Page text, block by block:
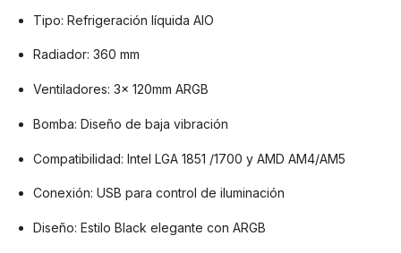
Tipo: Refrigeración líquida AIO
Radiador: 360 mm
Ventiladores: 3x 120mm ARGB
Bomba: Diseño de baja vibración
Compatibilidad: Intel LGA 1851 /1700 y AMD AM4/AM5
Conexión: USB para control de iluminación
Diseño: Estilo Black elegante con ARGB